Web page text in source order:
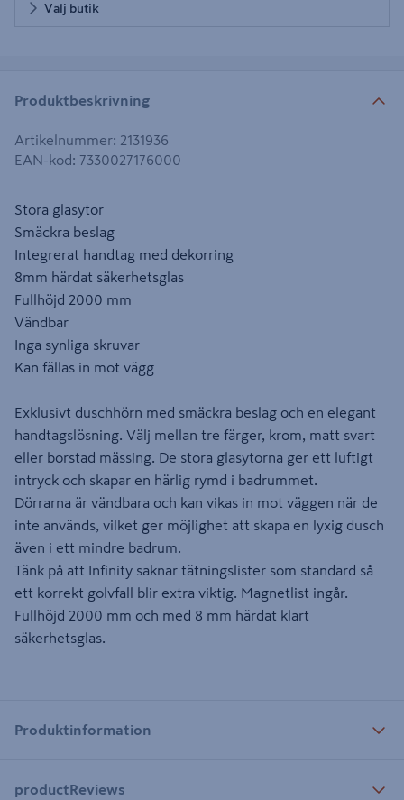
Välj butik
Produktbeskrivning
Artikelnummer: 2131936
EAN-kod: 7330027176000
Stora glasytor
Smäckra beslag
Integrerat handtag med dekorring
8mm härdat säkerhetsglas
Fullhöjd 2000 mm
Vändbar
Inga synliga skruvar
Kan fällas in mot vägg
Exklusivt duschhörn med smäckra beslag och en elegant
handtagslösning. Välj mellan tre färger, krom, matt svart
eller borstad mässing. De stora glasytorna ger ett luftigt
intryck och skapar en härlig rymd i badrummet.
Dörrarna är vändbara och kan vikas in mot väggen när de
inte används, vilket ger möjlighet att skapa en lyxig dusch
även i ett mindre badrum.
Tänk på att Infinity saknar tätningslister som standard så
ett korrekt golvfall blir extra viktig. Magnetlist ingår.
Fullhöjd 2000 mm och med 8 mm härdat klart
säkerhetsglas.
Produktinformation
productReviews